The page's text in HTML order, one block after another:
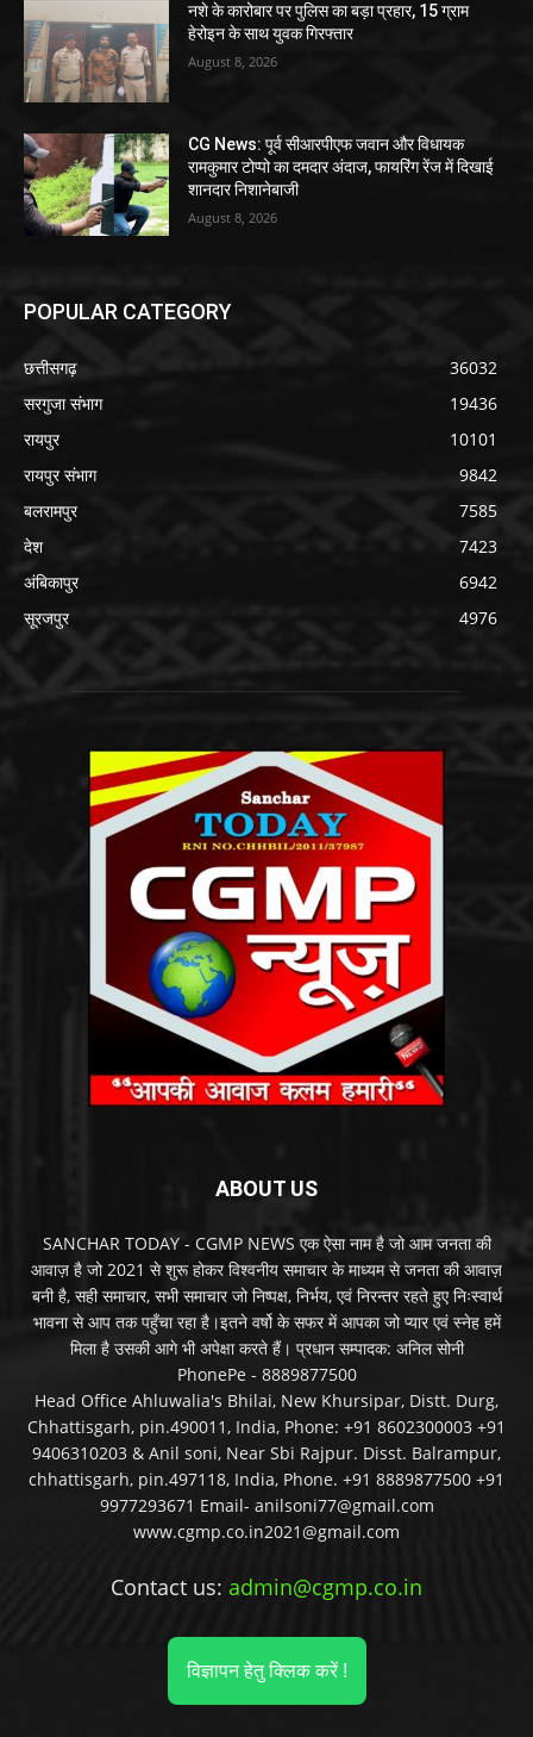
नशे के कारोबार पर पुलिस का बड़ा प्रहार, 15 ग्राम
हेरोइन के साथ युवक गिरफ्तार
August 8, 2026
CG News: पूर्व सीआरपीएफ जवान और विधायक
रामकुमार टोप्पो का दमदार अंदाज, फायरिंग रेंज में दिखाई
शानदार निशानेबाजी
August 8, 2026
POPULAR CATEGORY
छत्तीसगढ़
36032
सरगुजा संभाग
19436
रायपुर
10101
रायपुर संभाग
9842
बलरामपुर
7585
देश
7423
अंबिकापुर
6942
सूरजपुर
4976
ABOUT US
SANCHAR TODAY - CGMP NEWS एक ऐसा नाम है जो आम जनता की
आवाज़ है जो 2021 से शुरू होकर विश्वनीय समाचार के माध्यम से जनता की आवाज़
बनी है, सही समाचार, सभी समाचार जो निष्पक्ष, निर्भय, एवं निरन्तर रहते हुए निःस्वार्थ
भावना से आप तक पहुँचा रहा है।इतने वर्षो के सफर में आपका जो प्यार एवं स्नेह हमें
मिला है उसकी आगे भी अपेक्षा करते हैं। प्रधान सम्पादक: अनिल सोनी
PhonePe - 8889877500
Head Office Ahluwalia's Bhilai, New Khursipar, Distt. Durg,
Chhattisgarh, pin.490011, India, Phone: +91 8602300003 +91
9406310203 & Anil soni, Near Sbi Rajpur. Disst. Balrampur,
chhattisgarh, pin.497118, India, Phone. +91 8889877500 +91
9977293671 Email- anilsoni77@gmail.com
www.cgmp.co.in2021@gmail.com
Contact us: admin@cgmp.co.in
विज्ञापन हेतु क्लिक करें !